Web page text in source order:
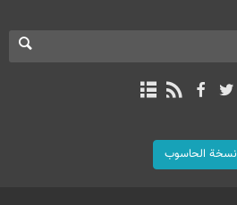
نسخة الحاسوب